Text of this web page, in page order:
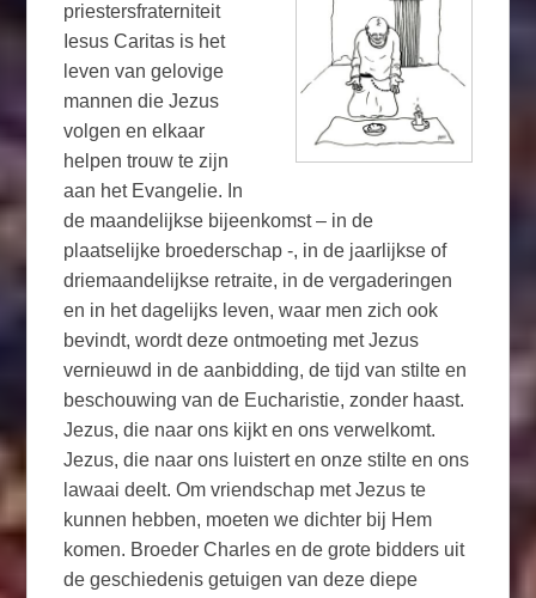
priestersfraterniteit
Iesus Caritas is het
leven van gelovige
mannen die Jezus
volgen en elkaar
helpen trouw te zijn
aan het Evangelie. In
de maandelijkse bijeenkomst – in de
plaatselijke broederschap -, in de jaarlijkse of
driemaandelijkse retraite, in de vergaderingen
en in het dagelijks leven, waar men zich ook
bevindt, wordt deze ontmoeting met Jezus
vernieuwd in de aanbidding, de tijd van stilte en
beschouwing van de Eucharistie, zonder haast.
Jezus, die naar ons kijkt en ons verwelkomt.
Jezus, die naar ons luistert en onze stilte en ons
lawaai deelt. Om vriendschap met Jezus te
kunnen hebben, moeten we dichter bij Hem
komen. Broeder Charles en de grote bidders uit
de geschiedenis getuigen van deze diepe